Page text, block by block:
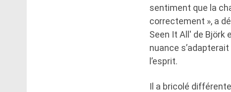
sentiment que la
correctement », a
Seen It All' de Björk
nuance
l’esprit.
Il a bricolé